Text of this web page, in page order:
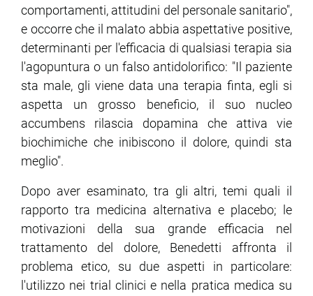
comportamenti, attitudini del personale sanitario",
e occorre che il malato abbia aspettative positive,
determinanti per l'efficacia di qualsiasi terapia sia
l'agopuntura o un falso antidolorifico: "Il paziente
sta male, gli viene data una terapia finta, egli si
aspetta un grosso beneficio, il suo nucleo
accumbens rilascia dopamina che attiva vie
biochimiche che inibiscono il dolore, quindi sta
meglio".
Dopo aver esaminato, tra gli altri, temi quali il
rapporto tra medicina alternativa e placebo; le
motivazioni della sua grande efficacia nel
trattamento del dolore, Benedetti affronta il
problema etico, su due aspetti in particolare:
l'utilizzo nei trial clinici e nella pratica medica su